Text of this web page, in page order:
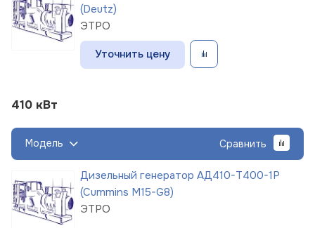
(Deutz)
ЭТРО
Уточнить цену
410 кВт
Модель Сравнить
Дизельный генератор АД410-Т400-1Р
(Cummins M15-G8)
ЭТРО